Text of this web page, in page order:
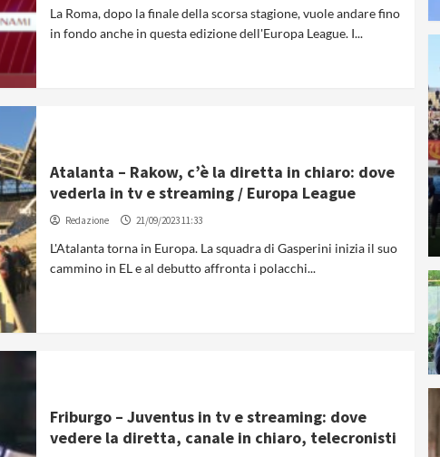
La Roma, dopo la finale della scorsa stagione, vuole andare fino
in fondo anche in questa edizione dell'Europa League. I...
Atalanta – Rakow, c’è la diretta in chiaro: dove
vederla in tv e streaming / Europa League
Redazione 21/09/2023 11:33
L'Atalanta torna in Europa. La squadra di Gasperini inizia il suo
cammino in EL e al debutto affronta i polacchi...
Friburgo – Juventus in tv e streaming: dove
vedere la diretta, canale in chiaro, telecronisti